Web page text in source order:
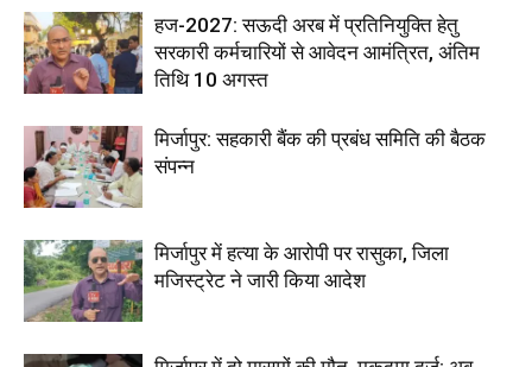
हज-2027: सऊदी अरब में प्रतिनियुक्ति हेतु
सरकारी कर्मचारियों से आवेदन आमंत्रित, अंतिम
तिथि 10 अगस्त
मिर्जापुर: सहकारी बैंक की प्रबंध समिति की बैठक
संपन्न
मिर्जापुर में हत्या के आरोपी पर रासुका, जिला
मजिस्ट्रेट ने जारी किया आदेश